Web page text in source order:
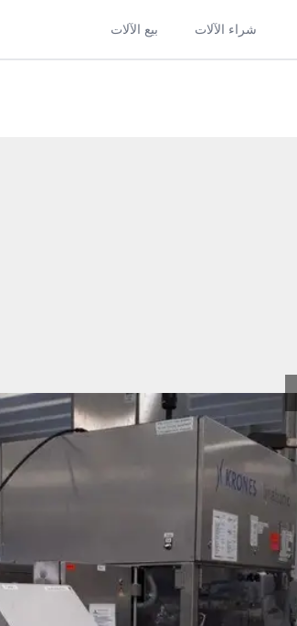
بيع الآلات شراء الآلات